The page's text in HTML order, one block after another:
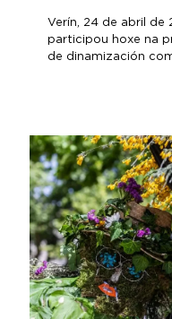
Verín, 24 de abril de
participou hoxe na
de dinamización